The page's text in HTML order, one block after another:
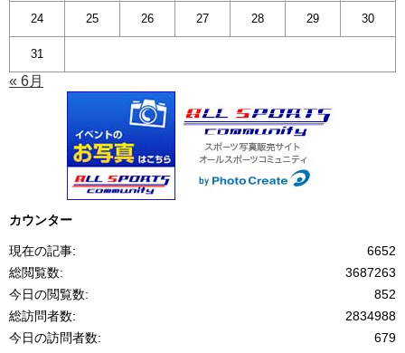
24 25 26 27 28 29 30
31
« 6月
カウンター
6652
現在の記事:
3687263
総閲覧数:
852
今日の閲覧数:
2834988
総訪問者数:
679
今日の訪問者数: